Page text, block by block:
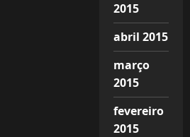
2015
abril 2015
março
2015
fevereiro
2015